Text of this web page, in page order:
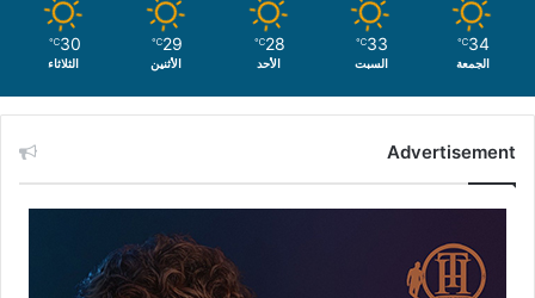
34
℃
الجمعة
33
℃
السبت
28
℃
الأحد
29
℃
الأثنين
30
℃
الثلاثاء
Advertisement